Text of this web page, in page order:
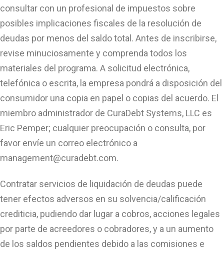
consultar con un profesional de impuestos sobre
posibles implicaciones fiscales de la resolución de
deudas por menos del saldo total. Antes de inscribirse,
revise minuciosamente y comprenda todos los
materiales del programa. A solicitud electrónica,
telefónica o escrita, la empresa pondrá a disposición del
consumidor una copia en papel o copias del acuerdo. El
miembro administrador de CuraDebt Systems, LLC es
Eric Pemper; cualquier preocupación o consulta, por
favor envíe un correo electrónico a
management@curadebt.com.
Contratar servicios de liquidación de deudas puede
tener efectos adversos en su solvencia/calificación
crediticia, pudiendo dar lugar a cobros, acciones legales
por parte de acreedores o cobradores, y a un aumento
de los saldos pendientes debido a las comisiones e